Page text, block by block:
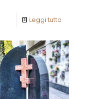
Leggi tutto